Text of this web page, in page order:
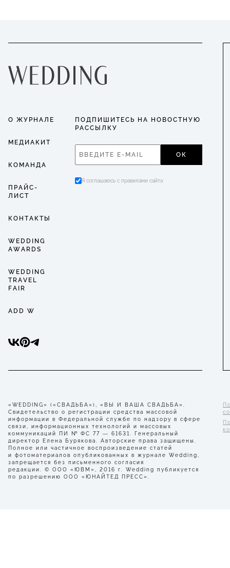
О ЖУРНАЛЕ
МЕДИАКИТ
КОМАНДА
ПРАЙС-
ЛИСТ
КОНТАКТЫ
WEDDING
AWARDS
WEDDING
TRAVEL
FAIR
ADD W
ПОДПИШИТЕСЬ НА НОВОСТНУЮ
РАССЫЛКУ
ОК
Я соглашаюсь с правилами сайта
«WEDDING» («СВАДЬБА»), «ВЫ И ВАША СВАДЬБА».
Свидетельство о регистрации средства массовой
информации в Федеральной службе по надзору в сфере
связи, информационных технологий и массовых
коммуникаций ПИ № ФС 77 — 61631. Генеральный
директор Елена Бурякова. Авторские права защищены.
Полное или частичное воспроизведение статей
и фотоматериалов опубликованных в журнале Wedding,
запрещается без письменного согласия
редакции. © ООО «ЮВМ», 2016 г. Wedding публикуется
по разрешению ООО «ЮНАЙТЕД ПРЕСС».